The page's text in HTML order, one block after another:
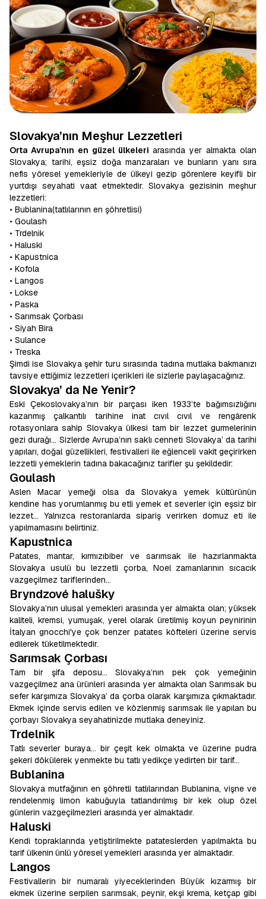
Slovakya’nın Meşhur Lezzetleri
Orta Avrupa’nın en güzel ülkeleri arasında yer almakta olan
Slovakya; tarihi, eşsiz doğa manzaraları ve bunların yanı sıra
nefis yöresel yemekleriyle de ülkeyi gezip görenlere keyifli bir
yurtdışı seyahati vaat etmektedir. Slovakya gezisinin meşhur
lezzetleri:
• Bublanina(tatlılarının en şöhretlisi)
• Goulash
• Trdelnik
• Haluski
• Kapustnica
• Kofola
• Langos
• Lokse
• Paska
• Sarımsak Çorbası
• Siyah Bira
• Sulance
• Treska
Şimdi ise Slovakya şehir turu sırasında tadına mutlaka bakmanızı
tavsiye ettiğimiz lezzetleri içerikleri ile sizlerle paylaşacağınız.
Slovakya’ da Ne Yenir?
Eski Çekoslovakya’nın bir parçası iken 1933’te bağımsızlığını
kazanmış çalkantılı tarihine inat cıvıl cıvıl ve rengârenk
rotasyonlara sahip Slovakya ülkesi tam bir lezzet gurmelerinin
gezi durağı… Sizlerde Avrupa’nın saklı cenneti Slovakya’ da tarihi
yapıları, doğal güzellikleri, festivalleri ile eğlenceli vakit geçirirken
lezzetli yemeklerin tadına bakacağınız tarifler şu şekildedir:
Goulash
Aslen Macar yemeği olsa da Slovakya yemek kültürünün
kendine has yorumlanmış bu etli yemek et severler için eşsiz bir
lezzet… Yalnızca restoranlarda sipariş verirken domuz eti ile
yapılmamasını belirtiniz.
Kapustnica
Patates, mantar, kırmızıbiber ve sarımsak ile hazırlanmakta
Slovakya usulü bu lezzetli çorba, Noel zamanlarının sıcacık
vazgeçilmez tariflerinden…
Bryndzové halušky
Slovakya’nın ulusal yemekleri arasında yer almakta olan; yüksek
kaliteli, kremsi, yumuşak, yerel olarak üretilmiş koyun peynirinin
İtalyan gnocchi'ye çok benzer patates köfteleri üzerine servis
edilerek tüketilmektedir.
Sarımsak Çorbası
Tam bir şifa deposu… Slovakya’nın pek çok yemeğinin
vazgeçilmez ana ürünleri arasında yer almakta olan Sarımsak bu
sefer karşımıza Slovakya’ da çorba olarak karşımıza çıkmaktadır.
Ekmek içinde servis edilen ve közlenmiş sarımsak ile yapılan bu
çorbayı Slovakya seyahatinizde mutlaka deneyiniz.
Trdelnik
Tatlı severler buraya… bir çeşit kek olmakta ve üzerine pudra
şekeri dökülerek yenmekte bu tatlı yedikçe yedirten bir tarif…
Bublanina
Slovakya mutfağının en şöhretli tatlılarından Bublanina, vişne ve
rendelenmiş limon kabuğuyla tatlandırılmış bir kek olup özel
günlerin vazgeçilmezleri arasında yer almaktadır.
Haluski
Kendi topraklarında yetiştirilmekte patateslerden yapılmakta bu
tarif ülkenin ünlü yöresel yemekleri arasında yer almaktadır.
Langos
Festivallerin bir numaralı yiyeceklerinden Büyük kızarmış bir
ekmek üzerine serpilen sarımsak, peynir, ekşi krema, ketçap gibi